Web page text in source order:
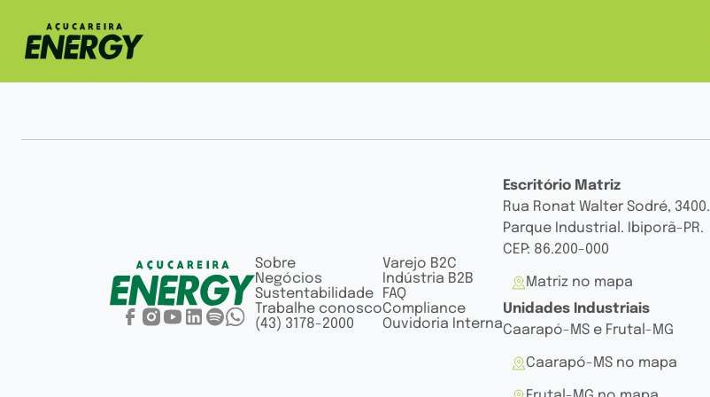
Sobre
Negócios
Sustentabilidade
Trabalhe conosco
(43) 3178-2000
Varejo B2C
Indústria B2B
FAQ
Compliance
Ouvidoria Interna
Escritório Matriz
Rua Ronat Walter Sodré, 3400.
Parque Industrial. Ibiporã-PR.
CEP: 86.200-000
Matriz no mapa
Unidades Industriais
Caarapó-MS e Frutal-MG
Caarapó-MS no mapa